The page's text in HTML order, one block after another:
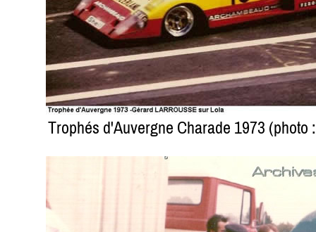
Trophés d'Auvergne Charade 1973 (photo